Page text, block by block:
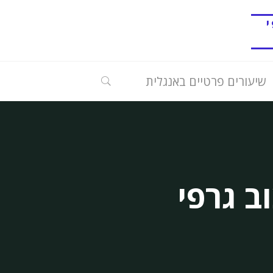
שיעורים פרטיים באנגלית
גרפי